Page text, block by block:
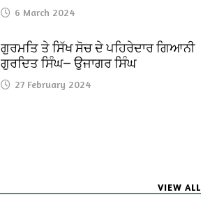
6 March 2024
ਗੁਰਮਤਿ ਤੇ ਸਿੱਖ ਸੋਚ ਦੇ ਪਹਿਰੇਦਾਰ ਗਿਆਨੀ
ਗੁਰਦਿਤ ਸਿੰਘ— ਉਜਾਗਰ ਸਿੰਘ
27 February 2024
VIEW ALL